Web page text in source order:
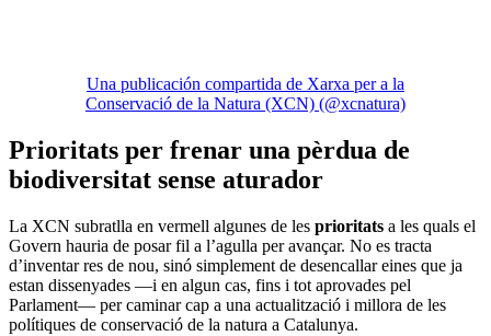
Una publicación compartida de Xarxa per a la
Conservació de la Natura (XCN) (@xcnatura)
Prioritats per frenar una pèrdua de
biodiversitat sense aturador
La XCN subratlla en vermell algunes de les prioritats a les quals el
Govern hauria de posar fil a l’agulla per avançar. No es tracta
d’inventar res de nou, sinó simplement de desencallar eines que ja
estan dissenyades —i en algun cas, fins i tot aprovades pel
Parlament— per caminar cap a una actualització i millora de les
polítiques de conservació de la natura a Catalunya.